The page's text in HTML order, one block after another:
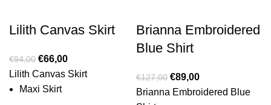
Lilith Canvas Skirt
€94,00 €66,00
Lilith Canvas Skirt
Maxi Skirt
Brianna Embroidered
Blue Shirt
€127,00 €89,00
Brianna Embroidered Blue